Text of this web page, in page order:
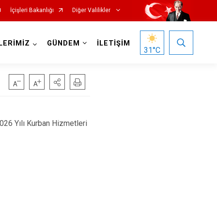
İçişleri Bakanlığı Diğer Valilikler
GÜNDEM İLETİŞİM
31°C
Yılı Kurban Hizmetleri